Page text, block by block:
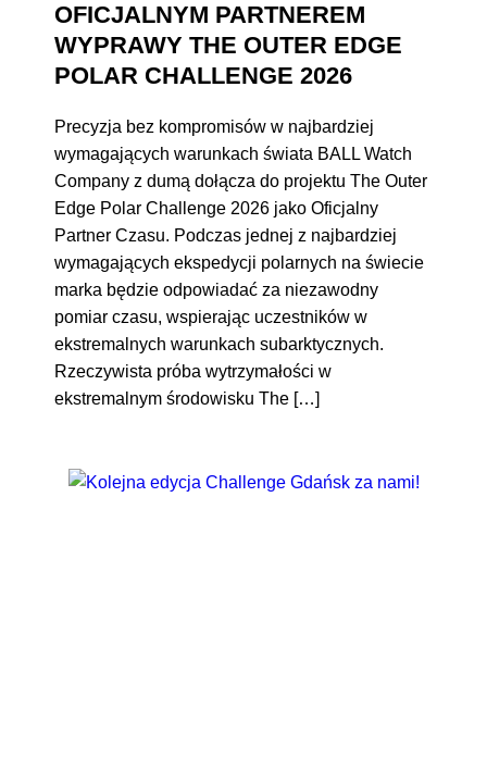
OFICJALNYM PARTNEREM
WYPRAWY THE OUTER EDGE
POLAR CHALLENGE 2026
Precyzja bez kompromisów w najbardziej
wymagających warunkach świata BALL Watch
Company z dumą dołącza do projektu The Outer
Edge Polar Challenge 2026 jako Oficjalny
Partner Czasu. Podczas jednej z najbardziej
wymagających ekspedycji polarnych na świecie
marka będzie odpowiadać za niezawodny
pomiar czasu, wspierając uczestników w
ekstremalnych warunkach subarktycznych.
Rzeczywista próba wytrzymałości w
ekstremalnym środowisku The […]